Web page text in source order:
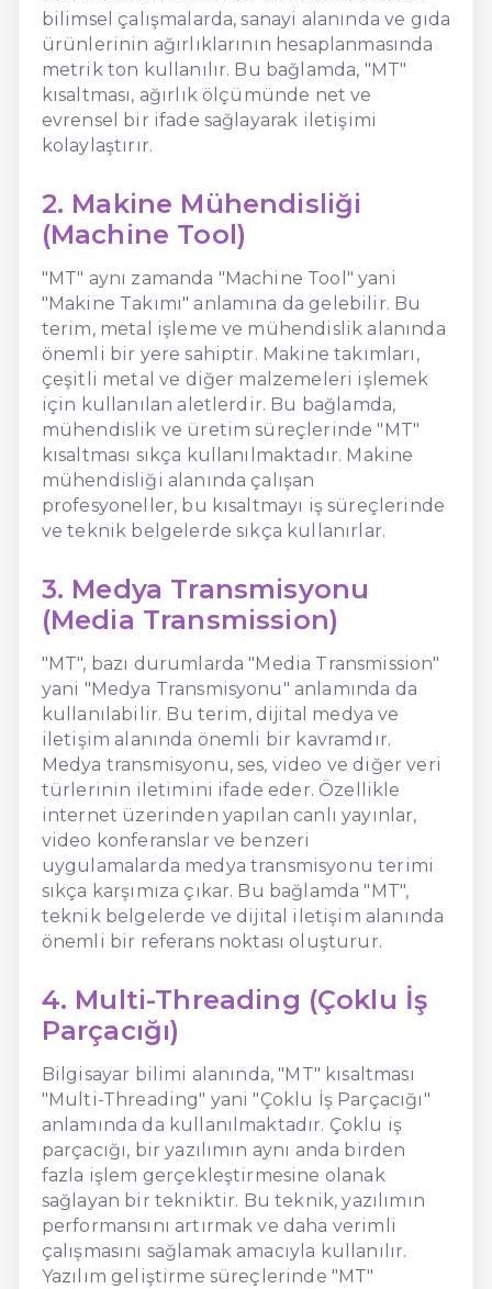
bilimsel çalışmalarda, sanayi alanında ve gıda
ürünlerinin ağırlıklarının hesaplanmasında
metrik ton kullanılır. Bu bağlamda, "MT"
kısaltması, ağırlık ölçümünde net ve
evrensel bir ifade sağlayarak iletişimi
kolaylaştırır.
2. Makine Mühendisliği
(Machine Tool)
"MT" aynı zamanda "Machine Tool" yani
"Makine Takımı" anlamına da gelebilir. Bu
terim, metal işleme ve mühendislik alanında
önemli bir yere sahiptir. Makine takımları,
çeşitli metal ve diğer malzemeleri işlemek
için kullanılan aletlerdir. Bu bağlamda,
mühendislik ve üretim süreçlerinde "MT"
kısaltması sıkça kullanılmaktadır. Makine
mühendisliği alanında çalışan
profesyoneller, bu kısaltmayı iş süreçlerinde
ve teknik belgelerde sıkça kullanırlar.
3. Medya Transmisyonu
(Media Transmission)
"MT", bazı durumlarda "Media Transmission"
yani "Medya Transmisyonu" anlamında da
kullanılabilir. Bu terim, dijital medya ve
iletişim alanında önemli bir kavramdır.
Medya transmisyonu, ses, video ve diğer veri
türlerinin iletimini ifade eder. Özellikle
internet üzerinden yapılan canlı yayınlar,
video konferanslar ve benzeri
uygulamalarda medya transmisyonu terimi
sıkça karşımıza çıkar. Bu bağlamda "MT",
teknik belgelerde ve dijital iletişim alanında
önemli bir referans noktası oluşturur.
4. Multi-Threading (Çoklu İş
Parçacığı)
Bilgisayar bilimi alanında, "MT" kısaltması
"Multi-Threading" yani "Çoklu İş Parçacığı"
anlamında da kullanılmaktadır. Çoklu iş
parçacığı, bir yazılımın aynı anda birden
fazla işlem gerçekleştirmesine olanak
sağlayan bir tekniktir. Bu teknik, yazılımın
performansını artırmak ve daha verimli
çalışmasını sağlamak amacıyla kullanılır.
Yazılım geliştirme süreçlerinde "MT"